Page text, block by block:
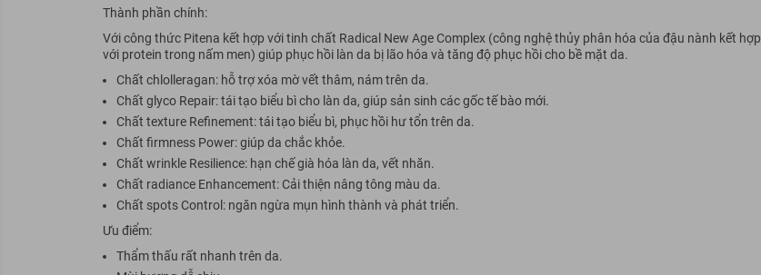
Thành phần chính:
Với công thức Pitena kết hợp với tinh chất Radical New Age Complex (công nghệ thủy phân hóa của đậu nành kết hợp
với protein trong nấm men) giúp phục hồi làn da bị lão hóa và tăng độ phục hồi cho bề mặt da.
Chất chlolleragan: hỗ trợ xóa mờ vết thâm, nám trên da.
Chất glyco Repair: tái tạo biểu bì cho làn da, giúp sản sinh các gốc tế bào mới.
Chất texture Refinement: tái tạo biểu bì, phục hồi hư tổn trên da.
Chất firmness Power: giúp da chắc khỏe.
Chất wrinkle Resilience: hạn chế già hóa làn da, vết nhăn.
Chất radiance Enhancement: Cải thiện nâng tông màu da.
Chất spots Control: ngăn ngừa mụn hình thành và phát triển.
Ưu điểm:
Thẩm thấu rất nhanh trên da.